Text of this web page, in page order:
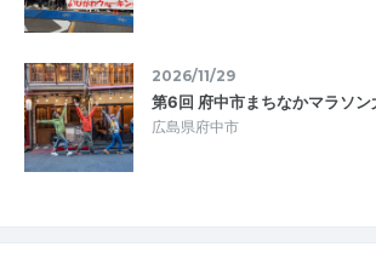
2026/11/29
第6回 府中市まちなかマラソ
広島県府中市